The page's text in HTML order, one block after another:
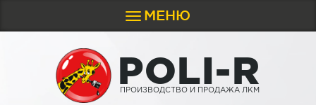
Toggle
navigation
МЕНЮ
POLI-R
ПРОИЗВОДСТВО И ПРОДАЖА ЛКМ